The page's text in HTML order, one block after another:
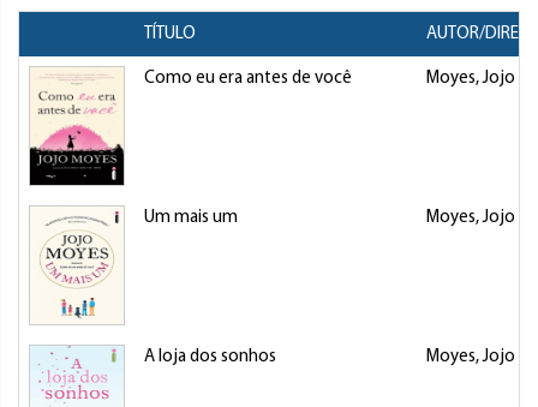
TÍTULO AUTOR/
Como eu era antes de você Moyes, Jojo
Um mais um Moyes, Jojo
A loja dos sonhos Moyes, Jojo